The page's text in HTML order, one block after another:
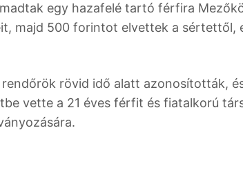
egy hazafelé tartó férfira
majd 500 forintot elvettek a sértettől,
rövid idő alatt azonosították,
vette a 21 éves férfit és fiatalkorú